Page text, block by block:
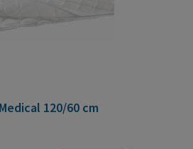
120/60 cm